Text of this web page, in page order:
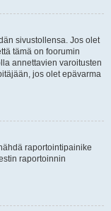
sivustollensa. Jos olet
tämä on foorumin
annettavien varoitusten
jos olet epävarma
raportointipainike
raportoinnin